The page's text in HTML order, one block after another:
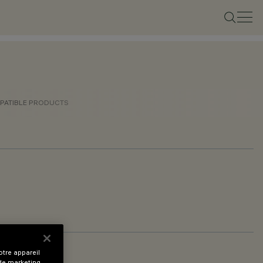
PRODUCTS
appareil